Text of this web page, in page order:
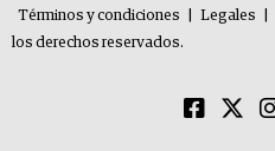
Términos y condiciones
Legales
los derechos reservados.